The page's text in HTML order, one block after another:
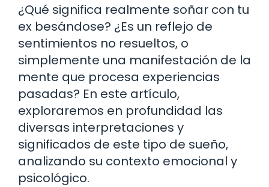
¿Qué significa realmente soñar con tu
ex besándose? ¿Es un reflejo de
sentimientos no resueltos, o
simplemente una manifestación de la
mente que procesa experiencias
pasadas? En este artículo,
exploraremos en profundidad las
diversas interpretaciones y
significados de este tipo de sueño,
analizando su contexto emocional y
psicológico.